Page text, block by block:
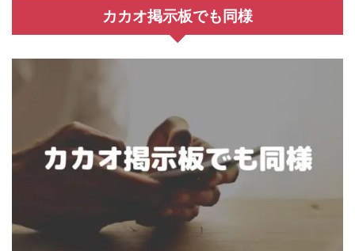
カカオ掲示板でも同様